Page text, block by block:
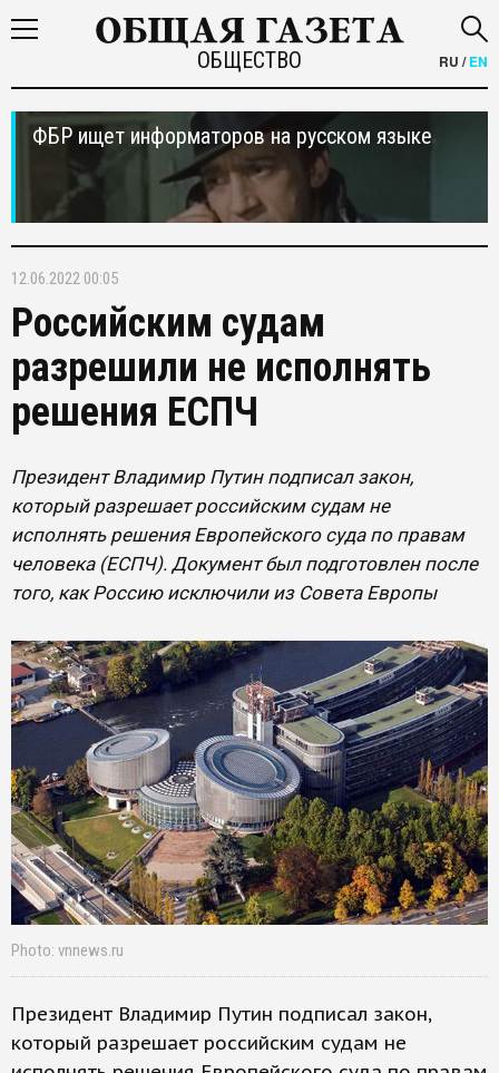
ОБЩЕСТВО RU /EN
ФБР ищет информаторов на русском языке
12.06.2022 00:05
Российским судам
разрешили не исполнять
решения ЕСПЧ
Президент Владимир Путин подписал закон,
который разрешает российским судам не
исполнять решения Европейского суда по правам
человека (ЕСПЧ). Документ был подготовлен после
того, как Россию исключили из Совета Европы
Photo: vnnews.ru
Президент Владимир Путин подписал закон,
который разрешает российским судам не